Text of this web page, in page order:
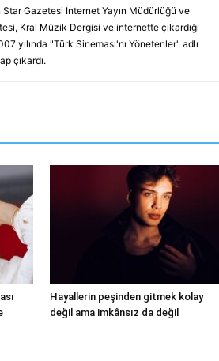
Gazetesi İnternet Yayın Müdürlüğü ve
Kral Müzik Dergisi ve internette çıkardığı
yılında "Türk Sineması'nı Yönetenler" adlı
çıkardı.
Hayallerin peşinden gitmek kolay
değil ama imkânsız da değil